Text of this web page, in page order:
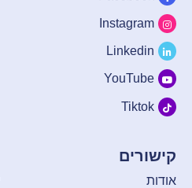
Instagram
Linkedin
YouTube
Tiktok
קישורים
אודות